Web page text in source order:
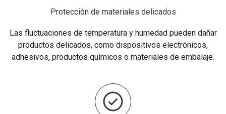
Protección de materiales delicados
Las fluctuaciones de temperatura y humedad pueden dañar
productos delicados, como dispositivos electrónicos,
adhesivos, productos químicos o materiales de embalaje.